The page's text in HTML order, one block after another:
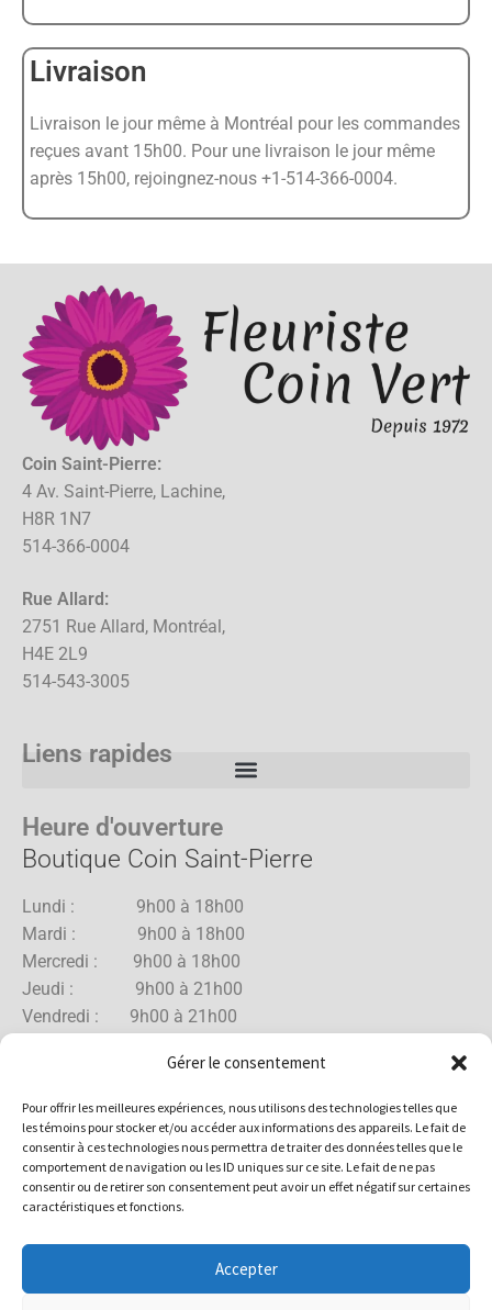
Gérer le consentement
Pour offrir les meilleures expériences, nous utilisons des technologies telles que
les témoins pour stocker et/ou accéder aux informations des appareils. Le fait de
consentir à ces technologies nous permettra de traiter des données telles que le
comportement de navigation ou les ID uniques sur ce site. Le fait de ne pas
consentir ou de retirer son consentement peut avoir un effet négatif sur certaines
caractéristiques et fonctions.
Accepter
Livraison
Livraison le jour même à Montréal pour les commandes
reçues avant 15h00. Pour une livraison le jour même
après 15h00, rejoingnez-nous +1-514-366-0004.
Coin Saint-Pierre:
4 Av. Saint-Pierre, Lachine,
H8R 1N7
514-366-0004
Rue Allard:
2751 Rue Allard, Montréal,
H4E 2L9
514-543-3005
Liens rapides
Heure d'ouverture
Boutique Coin Saint-Pierre
Lundi : 9h00 à 18h00
Mardi : 9h00 à 18h00
Mercredi : 9h00 à 18h00
Jeudi : 9h00 à 21h00
Vendredi : 9h00 à 21h00
Dimanche : 10h00 à 17h00
Boutique Rue Allard
Mardi : 10h00 à 18h00
Mercredi : 10h00 à 18h00